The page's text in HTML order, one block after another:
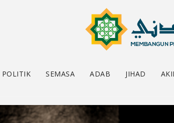
POLITIK SEMASA ADAB JIHAD